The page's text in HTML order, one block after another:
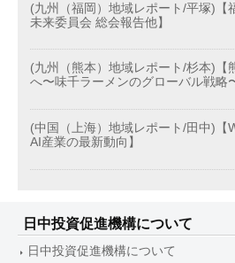
(九州（福岡）地域レポート/平塚)【
未来委員会 総会報告他】
(九州（熊本）地域レポート/杉本)【
へ〜味千ラーメンのグローバル戦略
(中国（上海）地域レポート/田中)【
AI産業の最新動向】
日中投資促進機構について
日中投資促進機構について